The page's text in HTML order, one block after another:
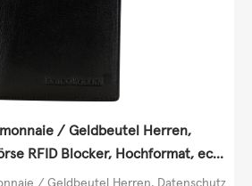
/ Geldbeutel Herren,
RFID Blocker, Hochformat, echt
/ Geldbeutel Herren, Datenschutz